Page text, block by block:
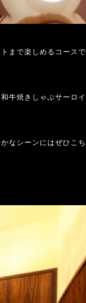
まで楽しめるコースで
牛焼きしゃぶサーロイ
なシーンにはぜひこち